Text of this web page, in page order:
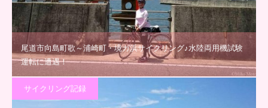
尾道市向島町歌～浦崎町・境ガ浜サイクリング♪水陸両用機試験
運転に遭遇！
サイクリング記録